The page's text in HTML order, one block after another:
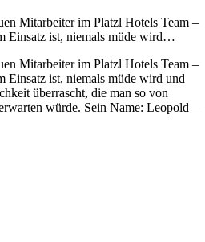
Mitarbeiter im Platzl Hotels Team –
Einsatz ist, niemals müde wird…
Mitarbeiter im Platzl Hotels Team –
Einsatz ist, niemals müde wird und
überrascht, die man so von
würde. Sein Name: Leopold –